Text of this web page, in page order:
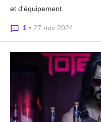
et d'équipement.
1 • 27 nov 2024